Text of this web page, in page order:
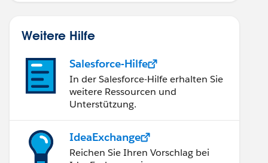
Weitere Hilfe
Salesforce-Hilfe
In der Salesforce-Hilfe erhalten Sie
weitere Ressourcen und
Unterstützung.
IdeaExchange
Reichen Sie Ihren Vorschlag bei